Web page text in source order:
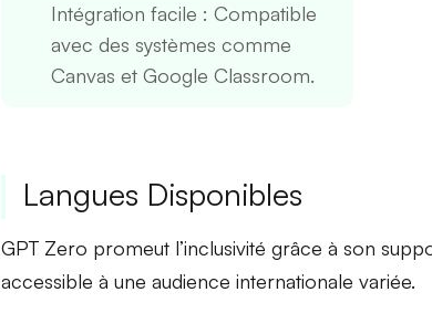
Intégration facile : Compatible
avec des systèmes comme
Canvas et Google Classroom.
Langues Disponibles
GPT Zero promeut l’inclusivité grâce à son
accessible à une audience internationale variée.